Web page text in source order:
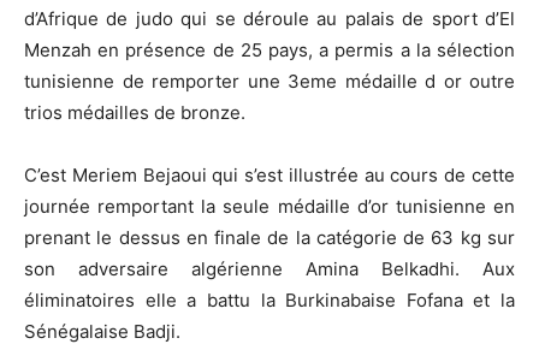
d’Afrique de judo qui se déroule au palais de sport d’El
Menzah en présence de 25 pays, a permis a la sélection
tunisienne de remporter une 3eme médaille d or outre
trios médailles de bronze.
C’est Meriem Bejaoui qui s’est illustrée au cours de cette
journée remportant la seule médaille d’or tunisienne en
prenant le dessus en finale de la catégorie de 63 kg sur
son adversaire algérienne Amina Belkadhi. Aux
éliminatoires elle a battu la Burkinabaise Fofana et la
Sénégalaise Badji.